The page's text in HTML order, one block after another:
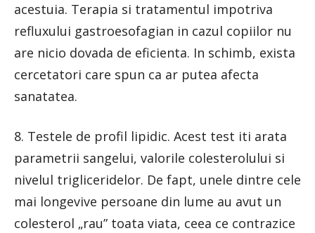
acestuia. Terapia si tratamentul impotriva
refluxului gastroesofagian in cazul copiilor nu
are nicio dovada de eficienta. In schimb, exista
cercetatori care spun ca ar putea afecta
sanatatea.
8. Testele de profil lipidic. Acest test iti arata
parametrii sangelui, valorile colesterolului si
nivelul trigliceridelor. De fapt, unele dintre cele
mai longevive persoane din lume au avut un
colesterol „rau” toata viata, ceea ce contrazice